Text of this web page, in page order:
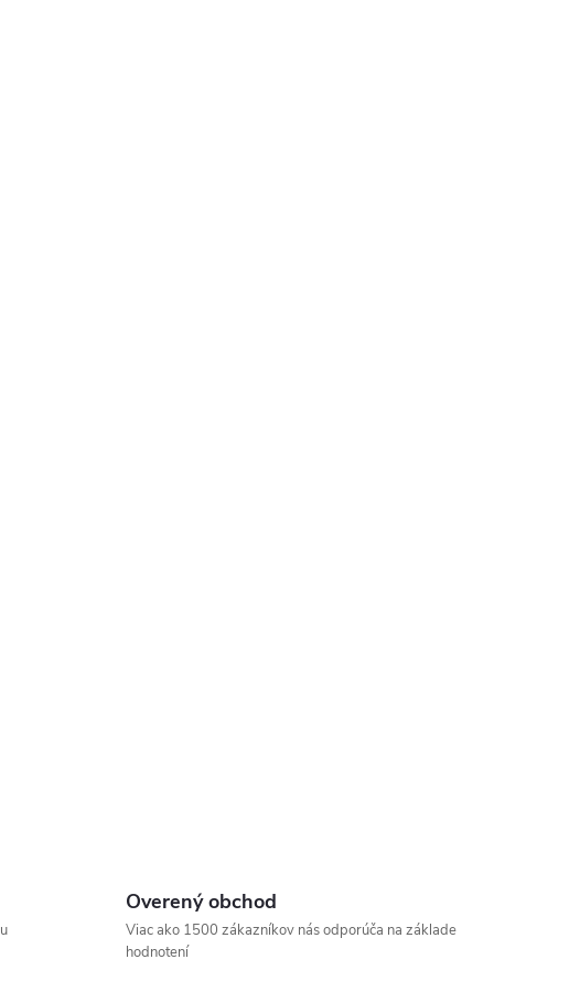
Overený obchod
Viac ako 1500 zákazníkov nás odporúča na základe
hodnotení